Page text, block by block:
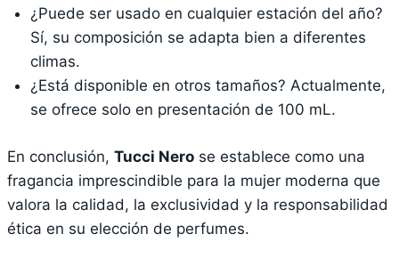
¿Puede ser usado en cualquier estación del año?
Sí, su composición se adapta bien a diferentes
climas.
¿Está disponible en otros tamaños? Actualmente,
se ofrece solo en presentación de 100 mL.
En conclusión, Tucci Nero se establece como una
fragancia imprescindible para la mujer moderna que
valora la calidad, la exclusividad y la responsabilidad
ética en su elección de perfumes.